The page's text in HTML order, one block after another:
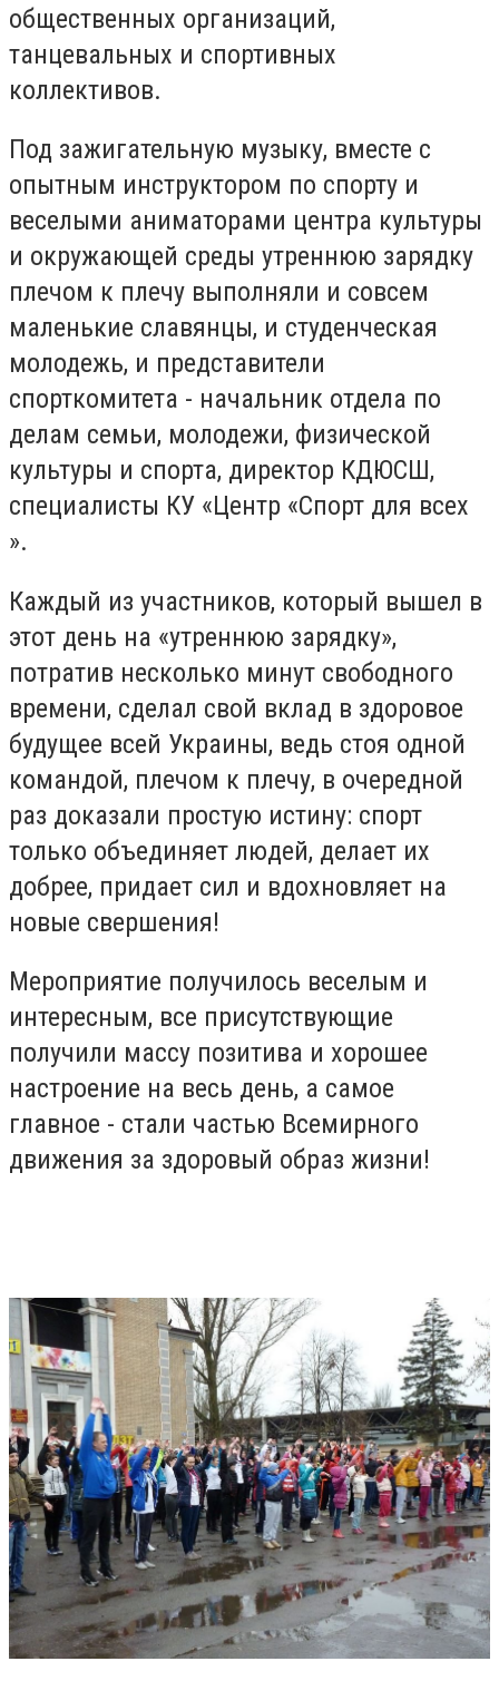
общественных организаций,
танцевальных и спортивных
коллективов.
Под зажигательную музыку, вместе с
опытным инструктором по спорту и
веселыми аниматорами центра культуры
и окружающей среды утреннюю зарядку
плечом к плечу выполняли и совсем
маленькие славянцы, и студенческая
молодежь, и представители
спорткомитета - начальник отдела по
делам семьи, молодежи, физической
культуры и спорта, директор КДЮСШ,
специалисты КУ «Центр «Спорт для всех
».
Каждый из участников, который вышел в
этот день на «утреннюю зарядку»,
потратив несколько минут свободного
времени, сделал свой вклад в здоровое
будущее всей Украины, ведь стоя одной
командой, плечом к плечу, в очередной
раз доказали простую истину: спорт
только объединяет людей, делает их
добрее, придает сил и вдохновляет на
новые свершения!
Мероприятие получилось веселым и
интересным, все присутствующие
получили массу позитива и хорошее
настроение на весь день, а самое
главное - стали частью Всемирного
движения за здоровый образ жизни!